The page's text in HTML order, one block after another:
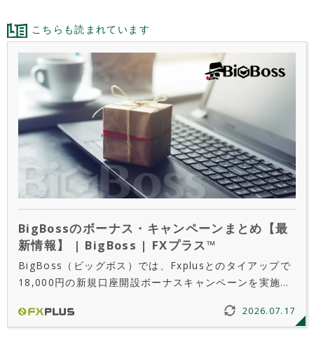
こちらも読まれています
BigBossのボーナス・キャンペーンまとめ【最
新情報】 | BigBoss | FXプラス™
BigBoss（ビッグボス）では、Fxplusとのタイアップで
18,000円の新規口座開設ボーナスキャンペーンを実施し
BigBossコイン（BBC）、BigBossポイントといったお
2026.07.17